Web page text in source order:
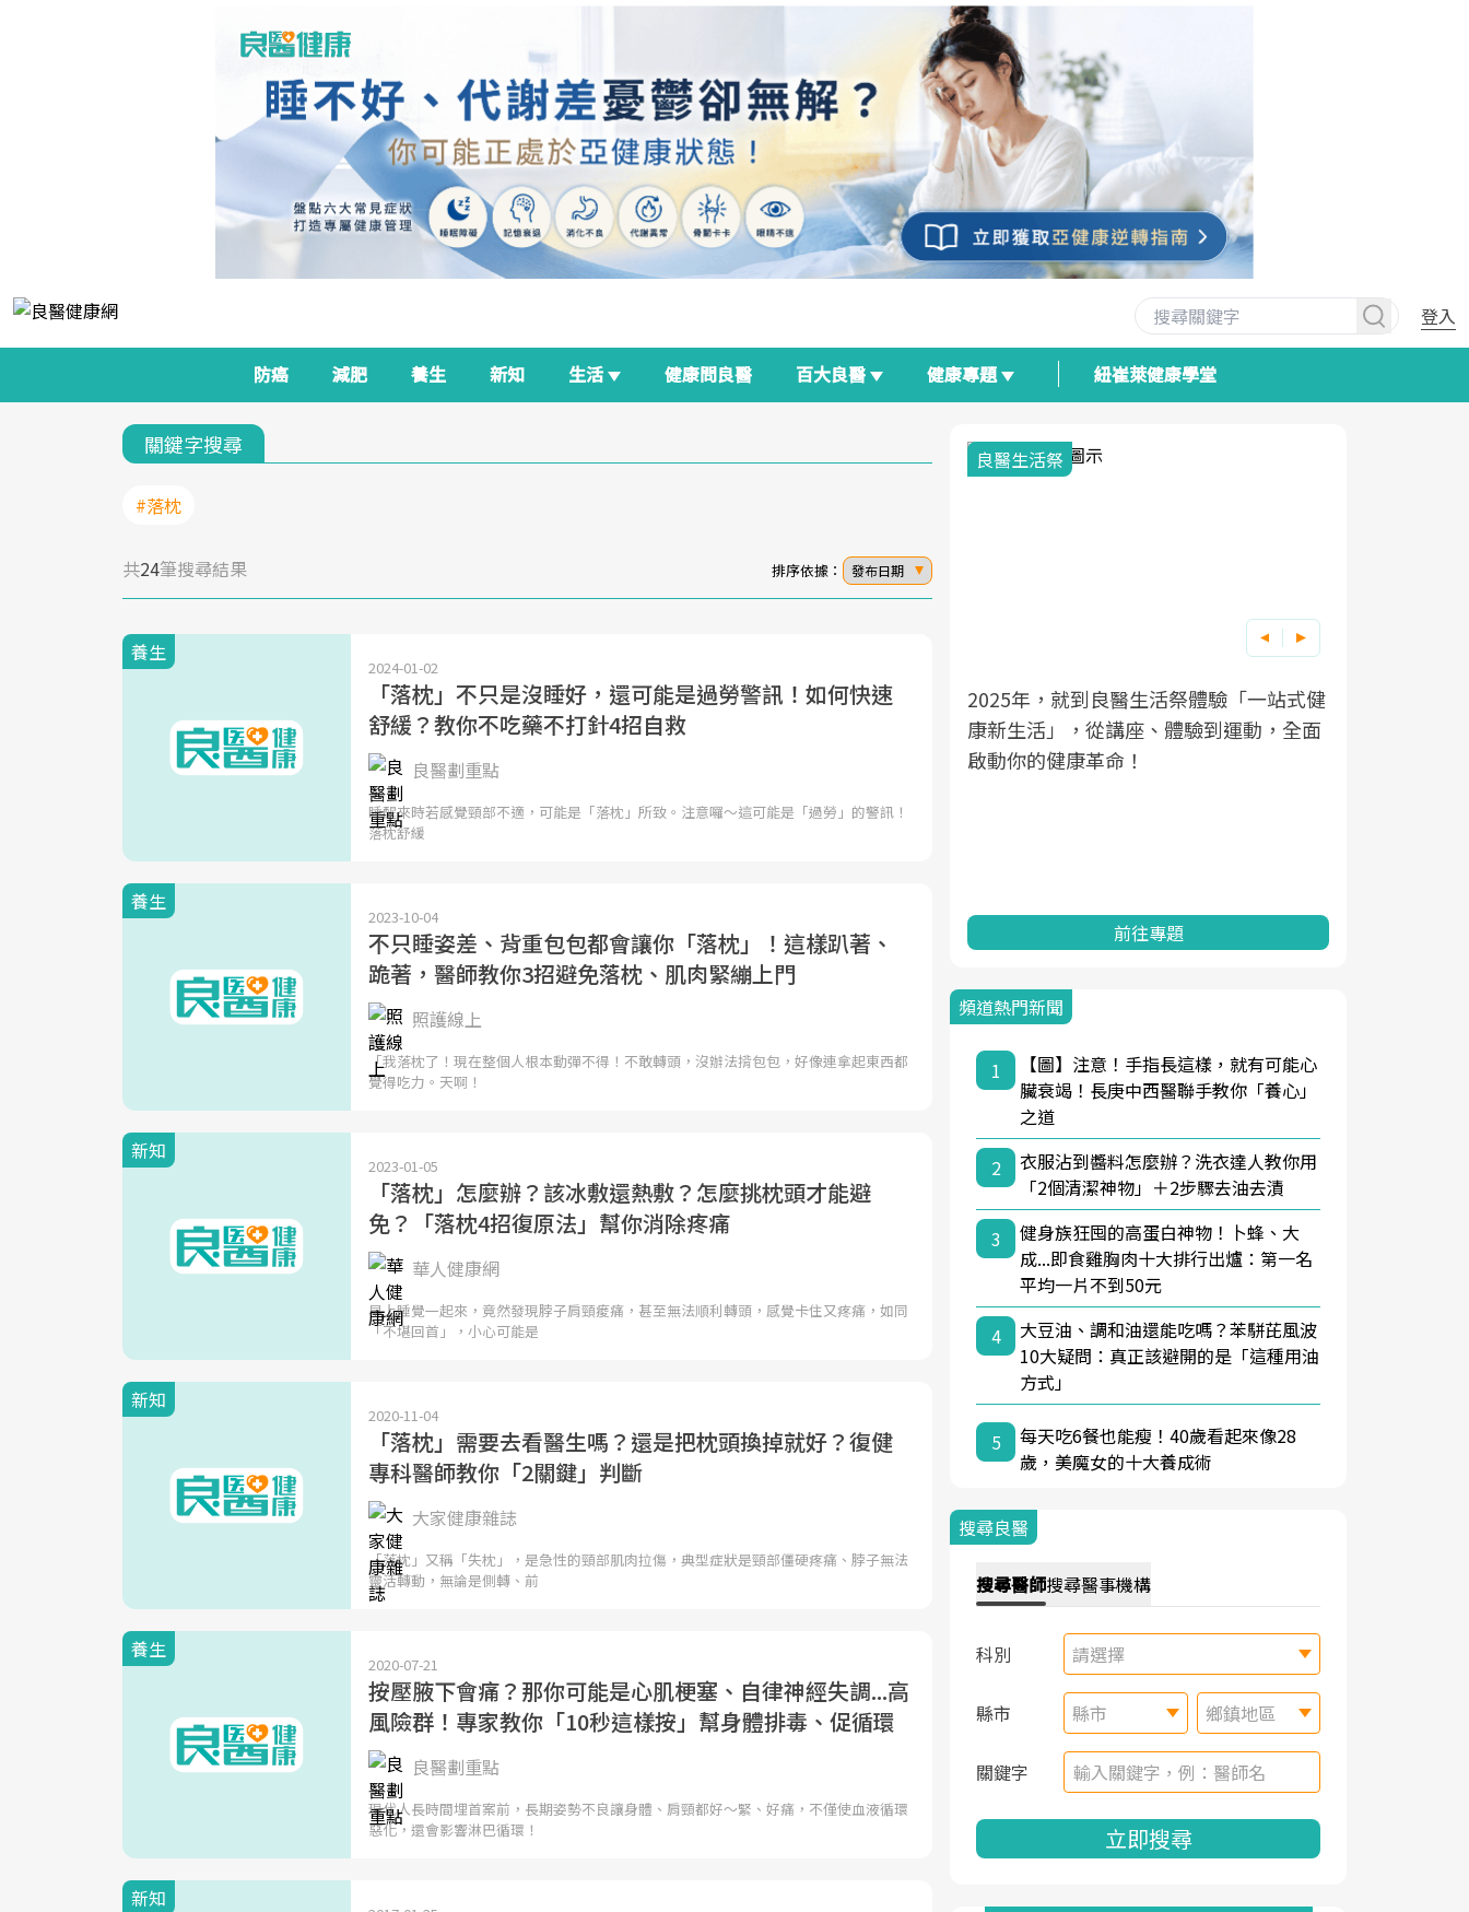
登入
防癌 減肥 養生 新知 生活 健康問良醫 百大良醫 健康專題 紐崔萊健康學堂
關鍵字搜尋
#落枕
共24筆搜尋結果 排序依據： 發布日期
養生
2024-01-02
「落枕」不只是沒睡好，還可能是過勞警訊！如何快速
舒緩？教你不吃藥不打針4招自救
良醫劃重點
睡醒來時若感覺頸部不適，可能是「落枕」所致。注意囉～這可能是「過勞」的警訊！
落枕舒緩
養生
2023-10-04
不只睡姿差、背重包包都會讓你「落枕」！這樣趴著、
跪著，醫師教你3招避免落枕、肌肉緊繃上門
照護線上
「我落枕了！現在整個人根本動彈不得！不敢轉頭，沒辦法揹包包，好像連拿起東西都
覺得吃力。天啊！
新知
2023-01-05
「落枕」怎麼辦？該冰敷還熱敷？怎麼挑枕頭才能避
免？「落枕4招復原法」幫你消除疼痛
華人健康網
早上睡覺一起來，竟然發現脖子肩頸痠痛，甚至無法順利轉頭，感覺卡住又疼痛，如同
「不堪回首」，小心可能是
新知
2020-11-04
「落枕」需要去看醫生嗎？還是把枕頭換掉就好？復健
專科醫師教你「2關鍵」判斷
大家健康雜誌
「落枕」又稱「失枕」，是急性的頸部肌肉拉傷，典型症狀是頸部僵硬疼痛、脖子無法
靈活轉動，無論是側轉、前
養生
2020-07-21
按壓腋下會痛？那你可能是心肌梗塞、自律神經失調...高
風險群！專家教你「10秒這樣按」幫身體排毒、促循環
良醫劃重點
現代人長時間埋首案前，長期姿勢不良讓身體、肩頸都好～緊、好痛，不僅使血液循環
惡化，還會影響淋巴循環！
新知
面對超高齡社會的浪潮，台灣正在快速邁
向「健康照護」的新時代。隨著國家政策
心議題。然而，健檢不只是醫療院所的服
前往專題
良醫生活祭
2025年，就到良醫生活祭體驗「一站式健
康新生活」，從講座、體驗到運動，全面
前往專題
我與健康韌性的距離
良醫健康網從「換季的身體變化」出發，
透過醫學觀點與日常感受的對話，建立對
亞健康的認知，進而引導實際的改善行
前往專題
頻道熱門新聞
1
【圖】注意！手指長這樣，就有可能心
臟衰竭！長庚中西醫聯手教你「養心」
之道
2
衣服沾到醬料怎麼辦？洗衣達人教你用
「2個清潔神物」＋2步驟去油去漬
3
健身族狂囤的高蛋白神物！卜蜂、大
成...即食雞胸肉十大排行出爐：第一名
平均一片不到50元
4
大豆油、調和油還能吃嗎？苯駢芘風波
10大疑問：真正該避開的是「這種用油
方式」
5
每天吃6餐也能瘦！40歲看起來像28
歲，美魔女的十大養成術
搜尋良醫
搜尋醫師搜尋醫事機構
科別 請選擇
縣市 縣市 鄉鎮地區
關鍵字
立即搜尋